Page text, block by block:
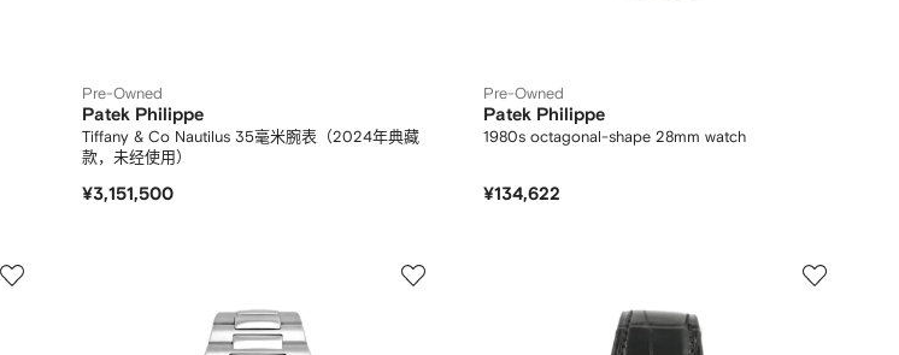
Pre-Owned
Patek Philippe
Tiffany & Co Nautilus 35毫米腕表（2024年典藏
款，未经使用）
¥3,151,500
Pre-Owned
Patek Philippe
1980s octagonal-shape 28mm watch
¥134,622